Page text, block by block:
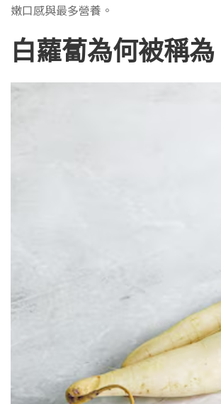
嫩口感與最多營養。
白蘿蔔為何被稱